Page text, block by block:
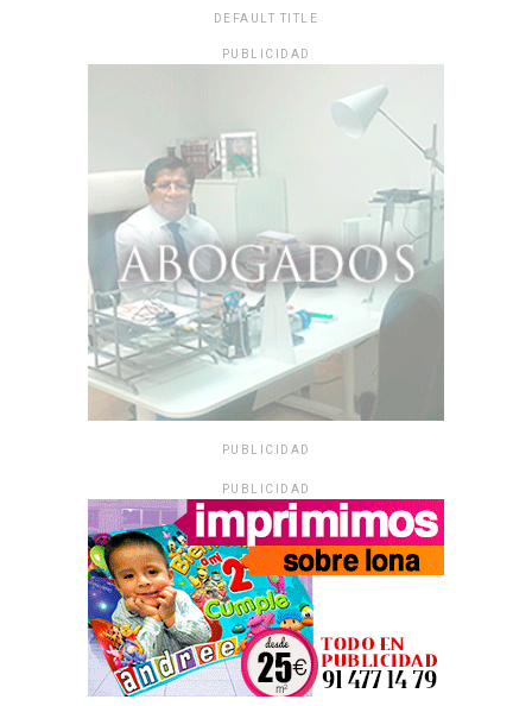
DEFAULT TITLE
PUBLICIDAD
PUBLICIDAD
PUBLICIDAD